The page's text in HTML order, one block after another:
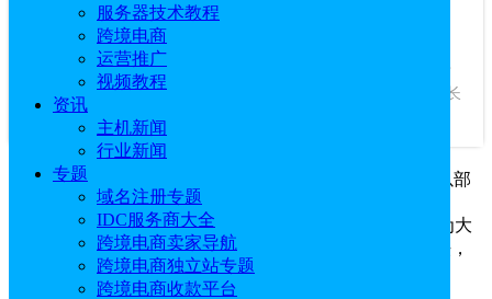
服务器技术教程
跨境电商
运营推广
视频教程
资讯
主机新闻
行业新闻
专题
域名注册专题
IDC服务商大全
跨境电商卖家导航
跨境电商独立站专题
跨境电商收款平台
优惠码： idcspy
访问官网|优惠活动
服务商介绍：Hostinger成立于2004年，是一家美国主机商，专
注于提供质优价廉的美国虚拟主机产品，深受数百万明智的站长
信赖。...
查看更多
OpenClaw（曾用名：Clawdbot、Moltbot）是一款可以部
署在个人电脑上的AI代理，目前很多主机商都支持部署
OpenClaw，如阿里云、UCloud、Hostinger等，本文就来为大
家介绍一下 美国主机商Hostinger部署OpenClaw的两种方法，
有需要的朋友可以了解一下。